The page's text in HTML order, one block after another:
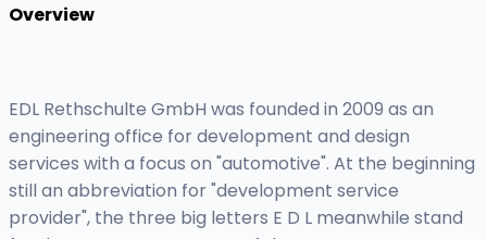
Overview
EDL Rethschulte GmbH was founded in 2009 as an
engineering office for development and design
services with a focus on "automotive". At the beginning
still an abbreviation for "development service
provider", the three big letters E D L meanwhile stand